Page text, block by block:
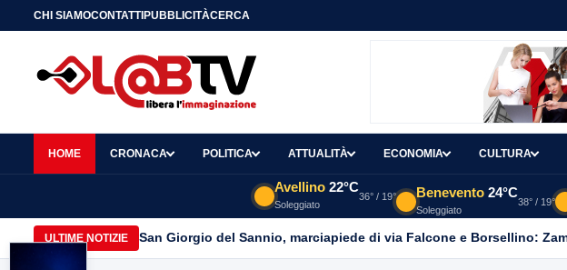
CHI SIAMOCONTATTIPUBBLICITÀCERCA
HOME CRONACA POLITICA ATTUALITÀ ECONOMIA CULTURA
Avellino 22°C
Soleggiato
36° / 19° Benevento 24°C
Soleggiato
38° / 19°
ULTIME NOTIZIE San Giorgio del Sannio, marciapiede di via Falcone e Borsellino: